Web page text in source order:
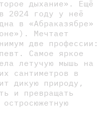
дыхание». Ещё
2024 году у неё
в «Абраказябре»
Мечтает
две профессии:
Самое яркое
летучую мышь на
сантиметров в
дикую природу,
и превращать